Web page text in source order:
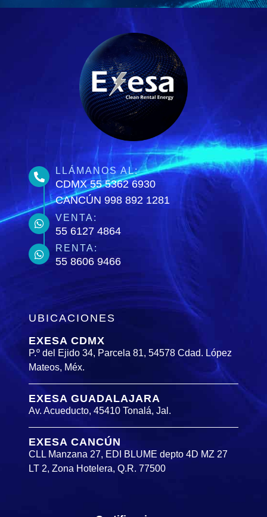
LLÁMANOS AL:
CDMX 55 5362 6930
CANCÚN 998 892 1281
VENTA:
55 6127 4864
RENTA:
55 8606 9466
UBICACIONES
EXESA CDMX
P.º del Ejido 34, Parcela 81, 54578 Cdad. López
Mateos, Méx.
EXESA GUADALAJARA
Av. Acueducto, 45410 Tonalá, Jal.
EXESA CANCÚN
CLL Manzana 27, EDI BLUME depto 4D MZ 27
LT 2, Zona Hotelera, Q.R. 77500